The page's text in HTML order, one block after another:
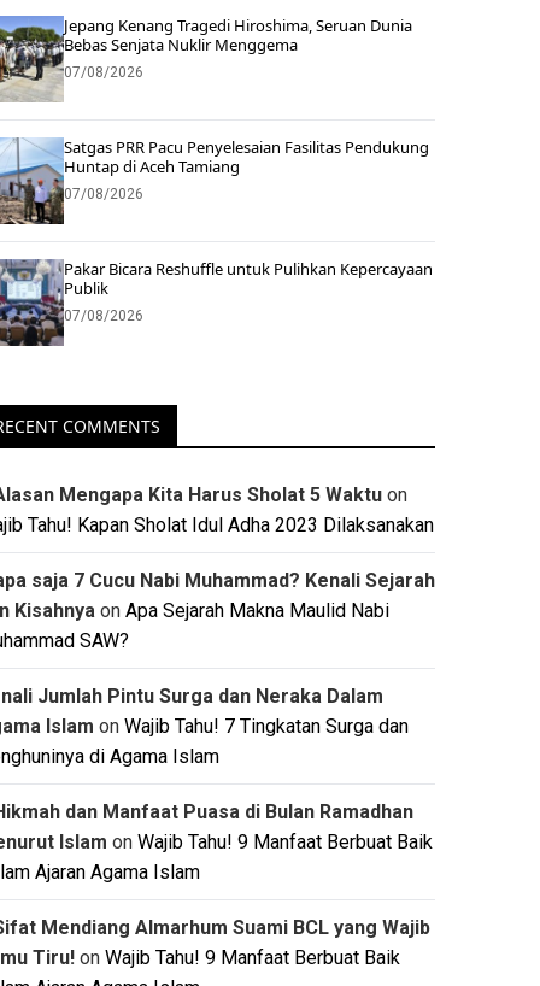
Jepang Kenang Tragedi Hiroshima, Seruan Dunia
Bebas Senjata Nuklir Menggema
07/08/2026
Satgas PRR Pacu Penyelesaian Fasilitas Pendukung
Huntap di Aceh Tamiang
07/08/2026
Pakar Bicara Reshuffle untuk Pulihkan Kepercayaan
Publik
07/08/2026
COMMENTS
Mengapa Kita Harus Sholat 5 Waktu on
Tahu! Kapan Sholat Idul Adha 2023 Dilaksanakan
saja 7 Cucu Nabi Muhammad? Kenali Sejarah
Kisahnya on Apa Sejarah Makna Maulid Nabi
SAW?
Jumlah Pintu Surga dan Neraka Dalam
Islam on Wajib Tahu! 7 Tingkatan Surga dan
di Agama Islam
dan Manfaat Puasa di Bulan Ramadhan
Islam on Wajib Tahu! 9 Manfaat Berbuat Baik
Ajaran Agama Islam
Mendiang Almarhum Suami BCL yang Wajib
Tiru! on Wajib Tahu! 9 Manfaat Berbuat Baik